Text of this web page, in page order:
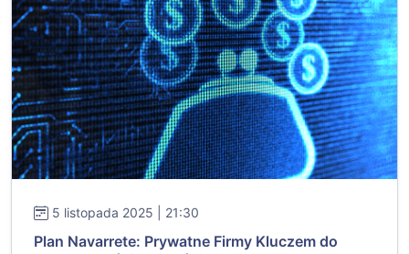
5 listopada 2025 | 21:30
Plan Navarrete: Prywatne Firmy Kluczem do